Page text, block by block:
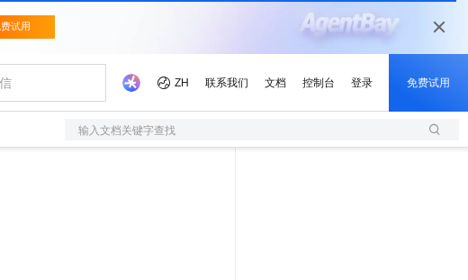
输入文档关键字查找